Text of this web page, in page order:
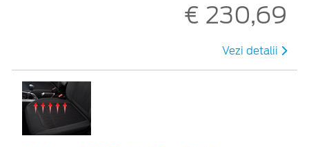
€ 230,69
Vezi detalii